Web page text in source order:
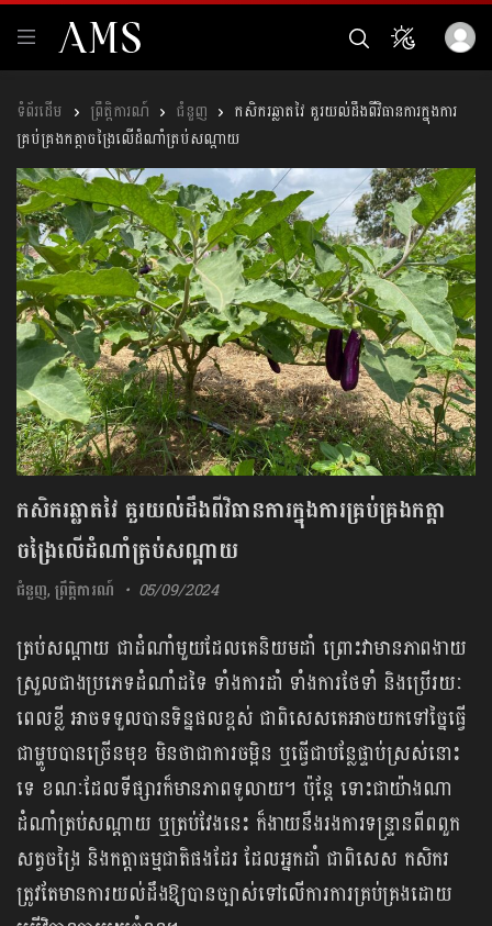
ព្រឹត្តិការណ៍ ជំនួញ
កសិករឆ្លាតវៃ គួរយល់ដឹងពីវិធានការក្នុងការ
គ្រប់គ្រងកត្តាចង្រៃលើដំណាំត្រប់សណ្ដាយ
កសិករឆ្លាតវៃ គួរយល់ដឹងពីវិធានការក្នុងការគ្រប់គ្រងកត្តា
ចង្រៃលើដំណាំត្រប់សណ្ដាយ
ជំនួញ,ព្រឹត្តិការណ៍ 05/09/2024
ត្រប់សណ្ដាយ ជាដំណាំមួយដែលគេនិយមដាំ ព្រោះវាមានភាពងាយ
ស្រួលជាងប្រភេទដំណាំដទៃ ទាំងការដាំ ទាំងការថែទាំ និងប្រើរយៈ
ពេលខ្លី អាចទទួលបានទិន្នផលខ្ពស់ ជាពិសេសគេអាចយកទៅច្នៃធ្វើ
ជាម្ហូបបានច្រើនមុខ មិនថាជាការចម្អិន ឬធ្វើជាបន្លែផ្ទាប់ស្រស់នោះ
ទេ ខណៈដែលទីផ្សារក៏មានភាពទូលាយ។ ប៉ុន្តែ ទោះជាយ៉ាងណា
ដំណាំត្រប់សណ្ដាយ ឬត្រប់វែងនេះ ក៏ងាយនឹងរងការទន្ទ្រានពីពពួក
សត្វចង្រៃ និងកត្តាធម្មជាតិផងដែរ ដែលអ្នកដាំ ជាពិសេស កសិករ
ត្រូវតែមានការយល់ដឹងឱ្យបានច្បាស់ទៅលើការការគ្រប់គ្រងដោយ